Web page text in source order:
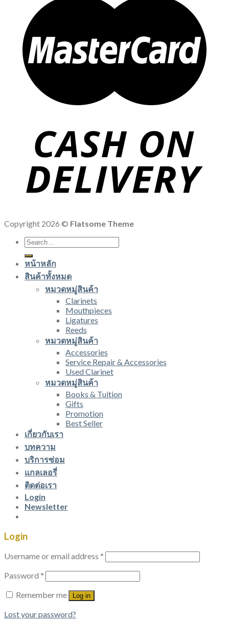
Copyright 2026 © Flatsome Theme
Search
for:
หน้าหลัก
สินค้าทั้งหมด
หมวดหมู่สินค้า
Clarinets
Mouthpieces
Ligatures
Reeds
หมวดหมู่สินค้า
Accessories
Service Repair & Accessories
Used Clarinet
หมวดหมู่สินค้า
Books & Tuition
Gifts
Promotion
Best Seller
เกี่ยวกับเรา
บทความ
บริการซ่อม
แกลเลอรี่
ติดต่อเรา
Login
Newsletter
Login
Username or email address *
Password *
Remember me
Log in
Lost your password?